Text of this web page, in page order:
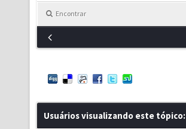
Encontrar
Usuários visualizando este tópico: